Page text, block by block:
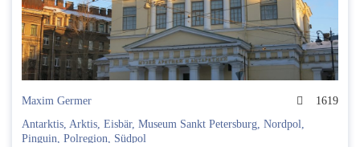
Maxim Germer
1619
Antarktis, Arktis, Eisbär, Museum Sankt Petersburg, Nordpol,
Pinguin, Polregion, Südpol